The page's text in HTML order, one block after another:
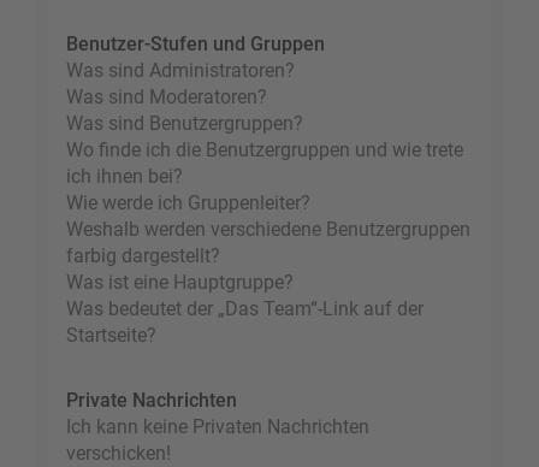
Benutzer-Stufen und Gruppen
Was sind Administratoren?
Was sind Moderatoren?
Was sind Benutzergruppen?
Wo finde ich die Benutzergruppen und wie trete
ich ihnen bei?
Wie werde ich Gruppenleiter?
Weshalb werden verschiedene Benutzergruppen
farbig dargestellt?
Was ist eine Hauptgruppe?
Was bedeutet der „Das Team“-Link auf der
Startseite?
Private Nachrichten
Ich kann keine Privaten Nachrichten
verschicken!